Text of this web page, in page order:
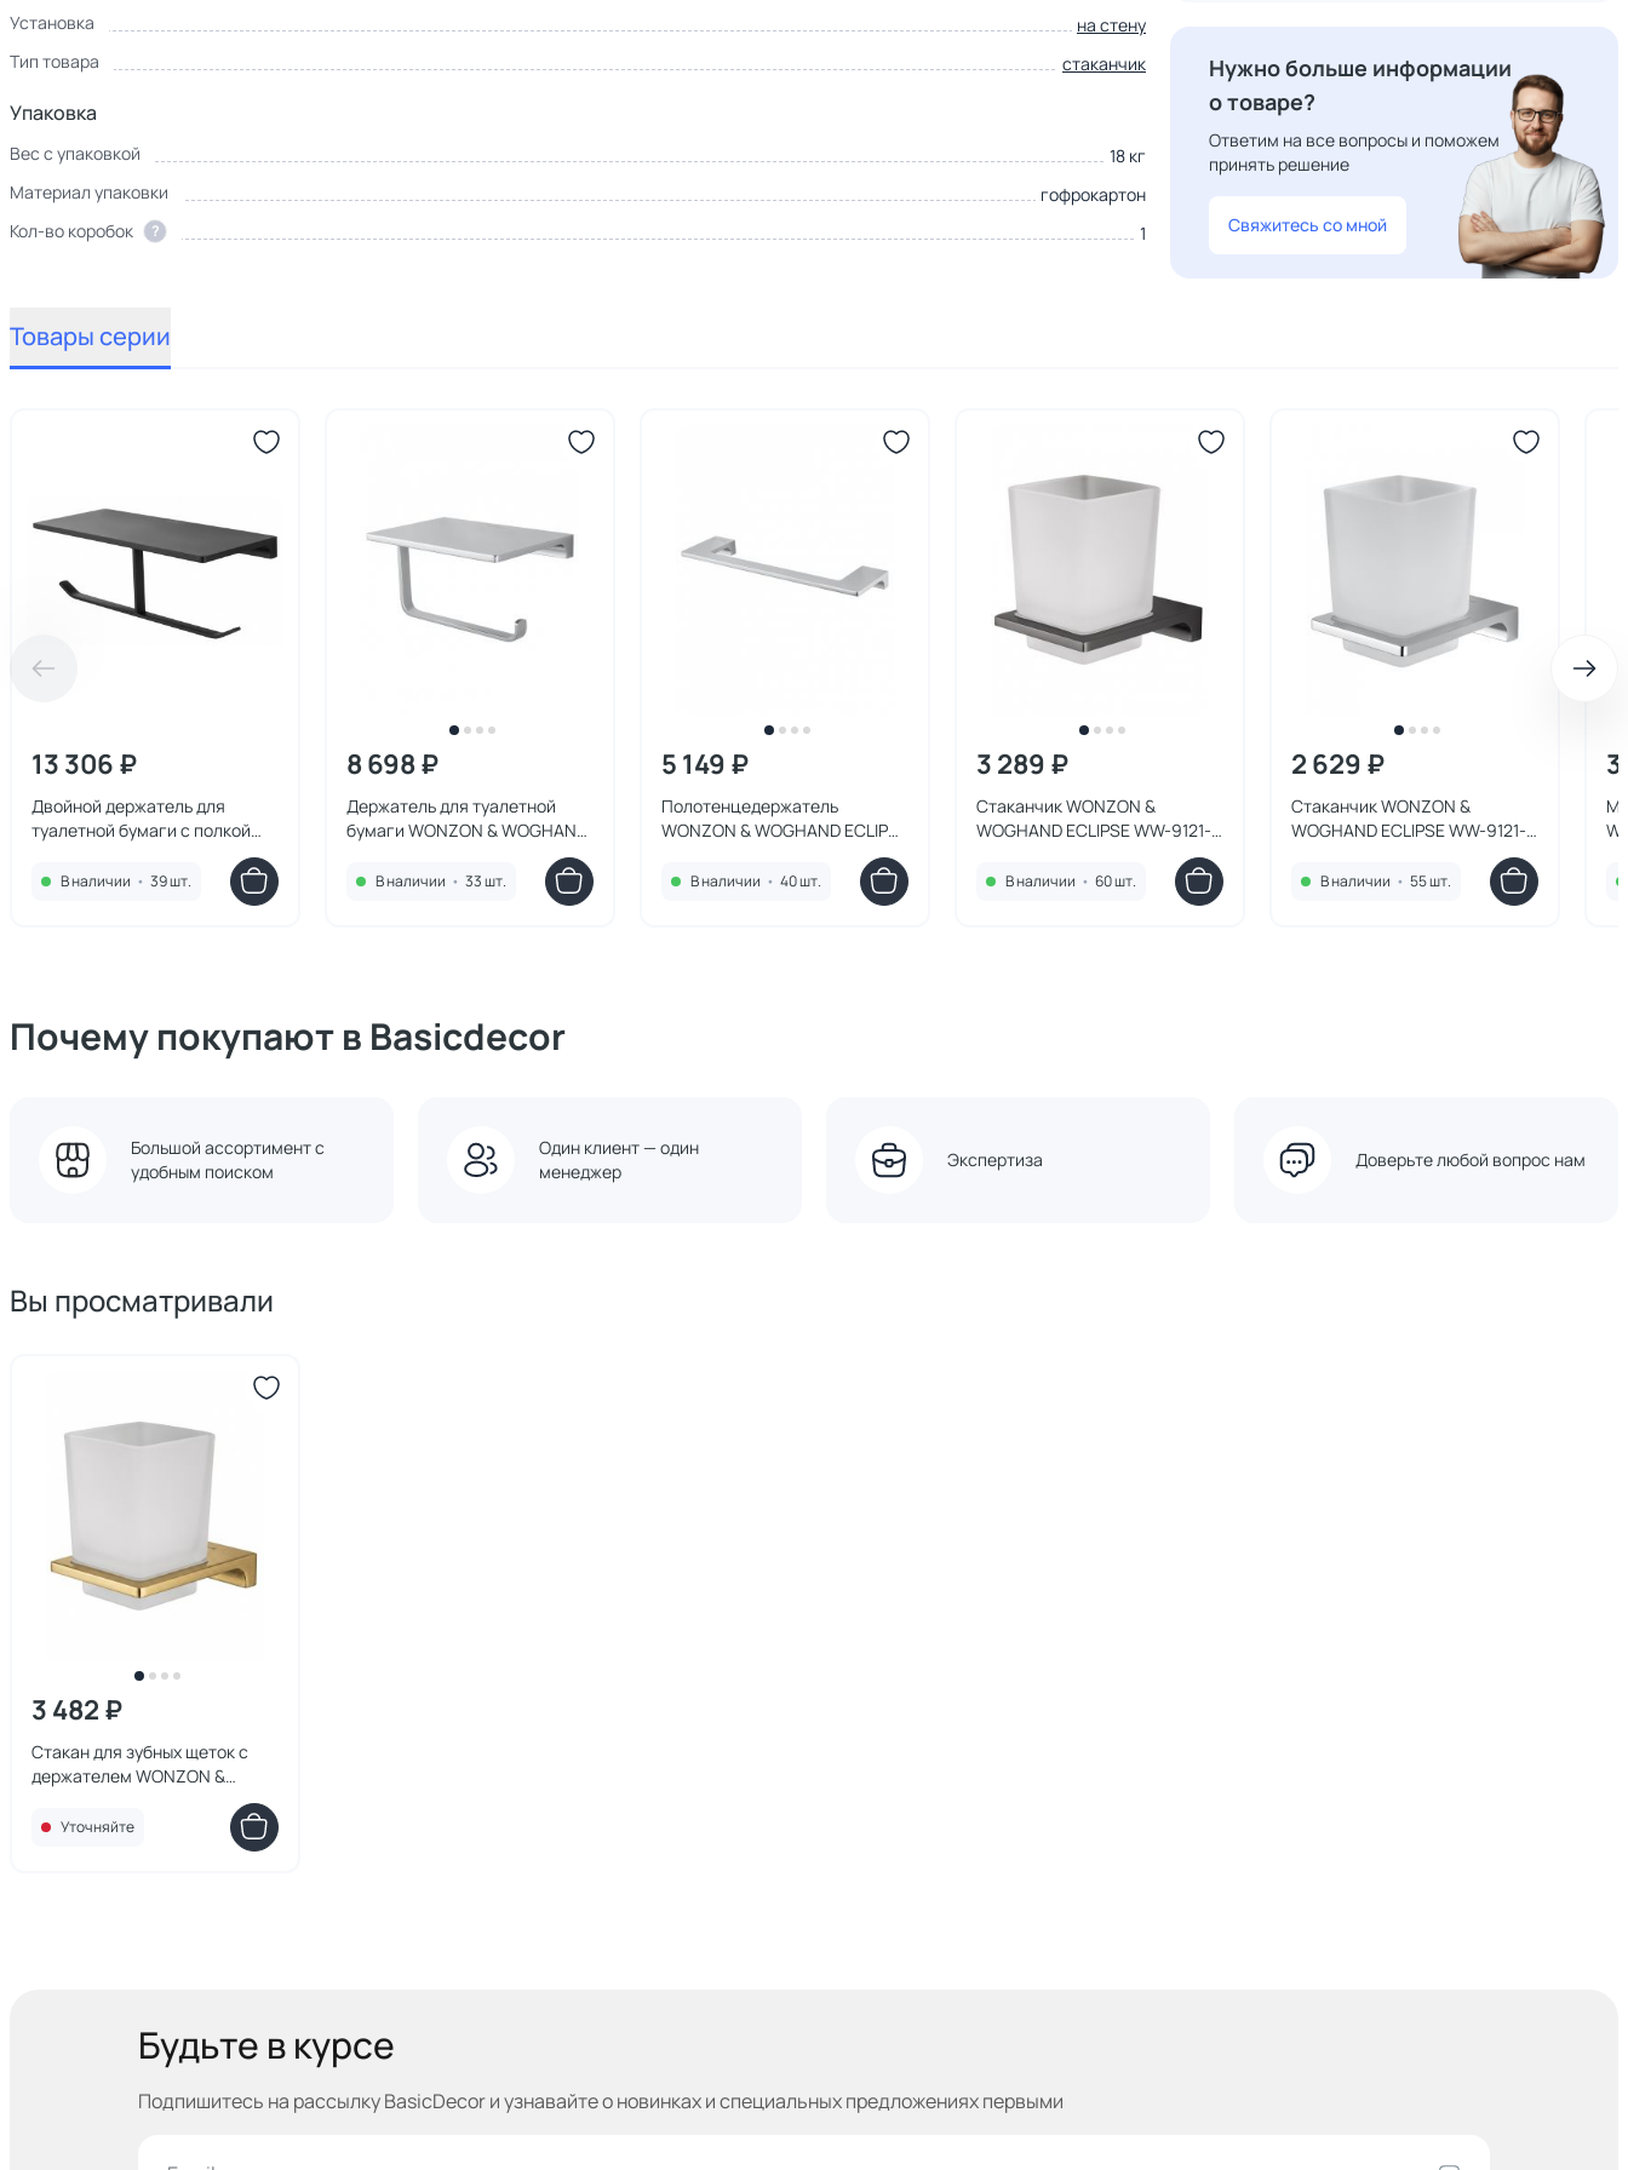
Установка
на стену
Тип товара
стаканчик
Упаковка
Вес с упаковкой
18 кг
Материал упаковки
гофрокартон
Кол-во коробок
? 1
Нужно больше информации
о товаре?
Ответим на все вопросы и поможем
принять решение
Свяжитесь со мной
Товары серии
13 306 ₽
Двойной держатель для
туалетной бумаги с полкой
ECLIPSE, Черный матовый
В наличии • 39 шт.
8 698 ₽
Держатель для туалетной
бумаги WONZON & WOGHAND
полкой, хром
В наличии • 33 шт.
5 149 ₽
Полотенцедержатель
WONZON & WOGHAND ECLIPSE
В наличии • 40 шт.
3 289 ₽
Стаканчик WONZON &
WOGHAND ECLIPSE WW-9121-
В наличии • 60 шт.
2 629 ₽
Стаканчик WONZON &
WOGHAND ECLIPSE WW-9121-
В наличии • 55 шт.
Почему покупают в Basicdecor
Большой ассортимент с
удобным поиском
Один клиент — один
менеджер
Экспертиза Доверьте любой вопрос нам
Вы просматривали
3 482 ₽
Стакан для зубных щеток с
держателем WONZON &
брашированное золото WW-
Уточняйте
Будьте в курсе
Подпишитесь на рассылку BasicDecor и узнавайтео новинках и специальных предложениях первыми